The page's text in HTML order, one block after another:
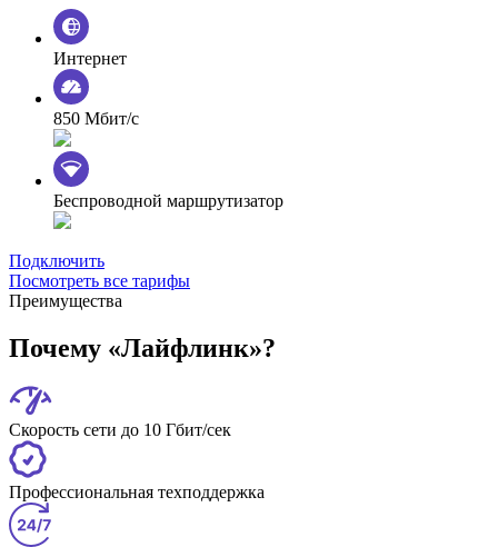
Интернет
850 Мбит/с
Беспроводной маршрутизатор
Подключить
Посмотреть все тарифы
Преимущества
Почему «Лайфлинк»?
Скорость сети до 10 Гбит/сек
Профессиональная техподдержка